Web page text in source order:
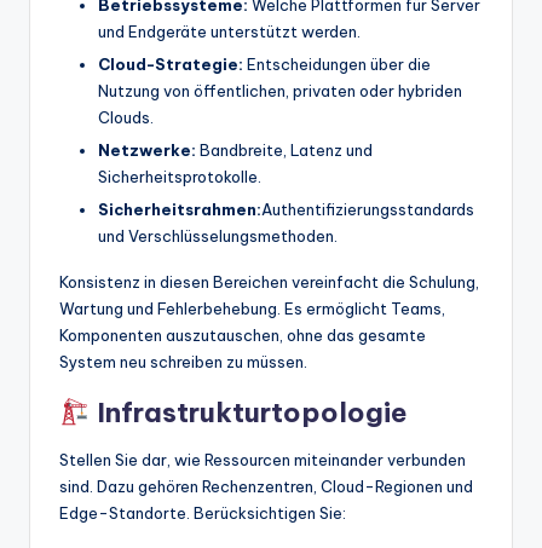
Betriebssysteme: Welche Plattformen für Server
und Endgeräte unterstützt werden.
Cloud-Strategie: Entscheidungen über die
Nutzung von öffentlichen, privaten oder hybriden
Clouds.
Netzwerke: Bandbreite, Latenz und
Sicherheitsprotokolle.
Sicherheitsrahmen:Authentifizierungsstandards
und Verschlüsselungsmethoden.
Konsistenz in diesen Bereichen vereinfacht die Schulung,
Wartung und Fehlerbehebung. Es ermöglicht Teams,
Komponenten auszutauschen, ohne das gesamte
System neu schreiben zu müssen.
Infrastrukturtopologie
Stellen Sie dar, wie Ressourcen miteinander verbunden
sind. Dazu gehören Rechenzentren, Cloud-Regionen und
Edge-Standorte. Berücksichtigen Sie: